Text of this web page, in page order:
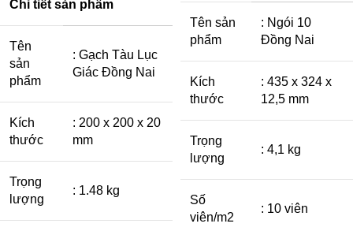
Chi tiết sản phẩm
Tên
sản
phẩm
: Gạch Tàu Lục
Giác Đồng Nai
Kích
thước
: 200 x 200 x 20
mm
Trọng
lượng
: 1.48 kg
Tên sản
phẩm
: Ngói 10
Đồng Nai
Kích
thước
: 435 x 324 x
12,5 mm
Trọng
lượng
: 4,1 kg
Số
viên/m2
: 10 viên